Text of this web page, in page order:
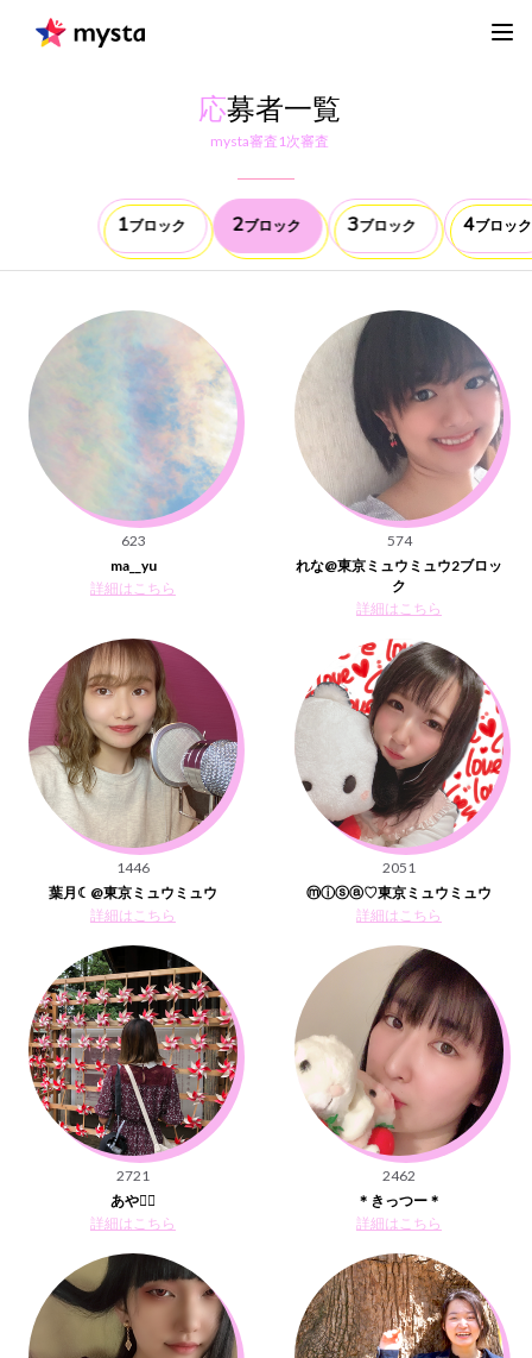
応募者一覧
mysta審査1次審査
1ブロック 2ブロック 3ブロック 4ブロック
623
ma__yu
詳細はこちら
574
れな@東京ミュウミュウ2ブロッ
ク
詳細はこちら
1446
葉月☾@東京ミュウミュウ
詳細はこちら
2051
ⓜⓘⓢⓐ♡東京ミュウミュウ
詳細はこちら
2721
あや🧚‍♀️
詳細はこちら
2462
＊きっつー＊
詳細はこちら